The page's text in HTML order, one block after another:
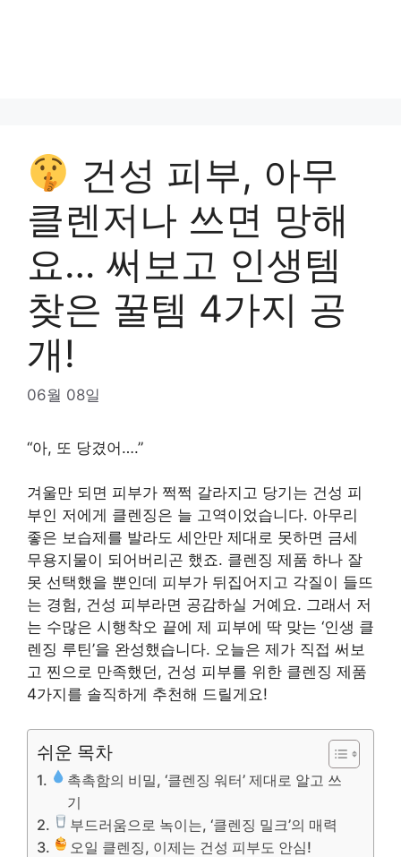
건성 피부, 아무
클렌저나 쓰면 망해
요… 써보고 인생템
찾은 꿀템 4가지 공
개!
06월 08일
“아, 또 당겼어….”
겨울만 되면 피부가 쩍쩍 갈라지고 당기는 건성 피
부인 저에게 클렌징은 늘 고역이었습니다. 아무리
좋은 보습제를 발라도 세안만 제대로 못하면 금세
무용지물이 되어버리곤 했죠. 클렌징 제품 하나 잘
못 선택했을 뿐인데 피부가 뒤집어지고 각질이 들뜨
는 경험, 건성 피부라면 공감하실 거예요. 그래서 저
는 수많은 시행착오 끝에 제 피부에 딱 맞는 ‘인생 클
렌징 루틴’을 완성했습니다. 오늘은 제가 직접 써보
고 찐으로 만족했던, 건성 피부를 위한 클렌징 제품
4가지를 솔직하게 추천해 드릴게요!
쉬운 목차
촉촉함의 비밀, ‘클렌징 워터’ 제대로 알고 쓰
기
부드러움으로 녹이는, ‘클렌징 밀크’의 매력
오일 클렌징, 이제는 건성 피부도 안심!